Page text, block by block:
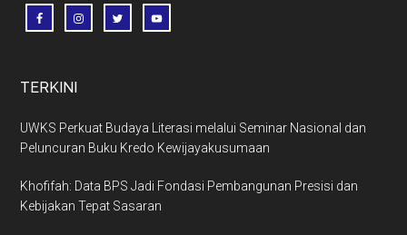
TERKINI
UWKS Perkuat Budaya Literasi melalui Seminar Nasional dan
Peluncuran Buku Kredo Kewijayakusumaan
Khofifah: Data BPS Jadi Fondasi Pembangunan Presisi dan
Kebijakan Tepat Sasaran